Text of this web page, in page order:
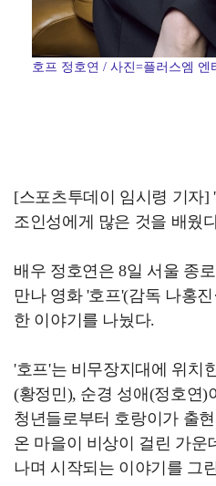
호프 정호연 / 사진=플러스엠 엔
[스포츠투데이 임시령 기자]
조인성에게 많은 것을 배웠
배우 정호연은 8일 서울 종
만나 영화 '호프'(감독 나홍
한 이야기를 나눴다.
'호프'는 비무장지대에 위치
(황정민), 순경 성애(정호연)
청년들로부터 호랑이가 출
온 마을이 비상이 걸린 가운
나며 시작되는 이야기를 그